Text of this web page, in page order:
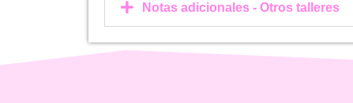
Notas adicionales - Otros talleres